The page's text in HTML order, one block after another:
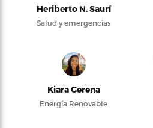
Heriberto N. Saurí
Salud y emergencias
Kiara Gerena
Energía Renovable